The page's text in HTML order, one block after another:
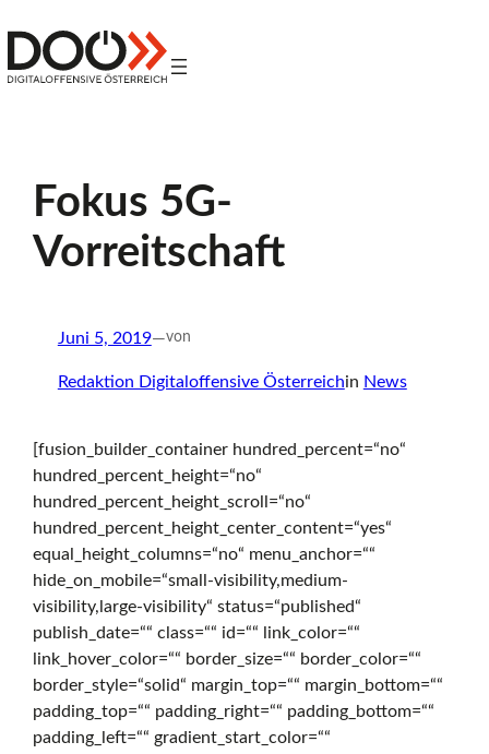
Inhalt
springen
Z
Digitaloffensive
Fokus 5G-
Vorreitschaft
Juni 5, 2019—von
Redaktion Digitaloffensive Österreichin News
[fusion_builder_container hundred_percent=“no“
hundred_percent_height=“no“
hundred_percent_height_scroll=“no“
hundred_percent_height_center_content=“yes“
equal_height_columns=“no“ menu_anchor=““
hide_on_mobile=“small-visibility,medium-
visibility,large-visibility“ status=“published“
publish_date=““ class=““ id=““ link_color=““
link_hover_color=““ border_size=““ border_color=““
border_style=“solid“ margin_top=““ margin_bottom=““
padding_top=““ padding_right=““ padding_bottom=““
padding_left=““ gradient_start_color=““